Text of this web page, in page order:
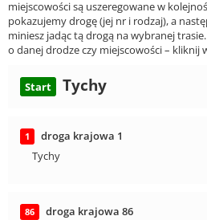
miejscowości są uszeregowane w
pokazujemy drogę (jej nr i rodzaj), a
miniesz jadąc tą drogą na wybranej
o danej drodze czy miejscowości – kliknij
Start Tychy
1
droga krajowa 1
Tychy
86
droga krajowa 86